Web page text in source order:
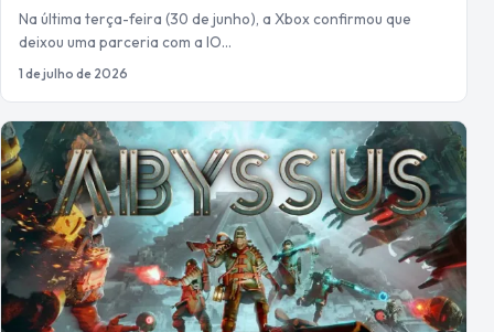
Na última terça-feira (30 de junho), a Xbox confirmou que
deixou uma parceria com a IO…
1 de julho de 2026